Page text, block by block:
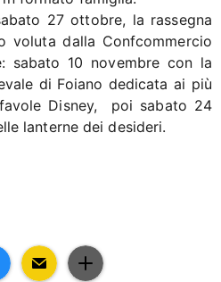
27 ottobre, la rassegna
voluta dalla Confcommercio
sabato 10 novembre con la
di Foiano dedicata ai più
Disney, poi sabato 24
lanterne dei desideri.